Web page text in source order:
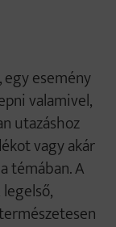
egy esemény
valamivel,
utazáshoz
vagy akár
témában. A